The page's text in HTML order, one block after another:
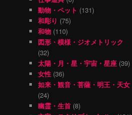
動物・ペット (131)
和彫り (75)
和物 (110)
図形・模様・ジオメトリック
(32)
太陽・月・星・宇宙・星座 (39)
女性 (36)
如来・観音・菩薩・明王・天女
(24)
幽霊・生首 (8)